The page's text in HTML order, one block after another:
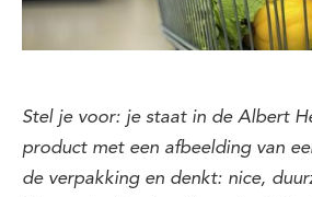
Stel je voor: je staat in de Albert
product met een afbeelding van
de verpakking en denkt: nice,